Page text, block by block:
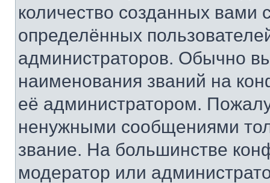
количество созданных
определённых
администраторов. Обычно
наименования званий на
её администратором.
ненужными сообщениями
звание. На большинстве
модератор или